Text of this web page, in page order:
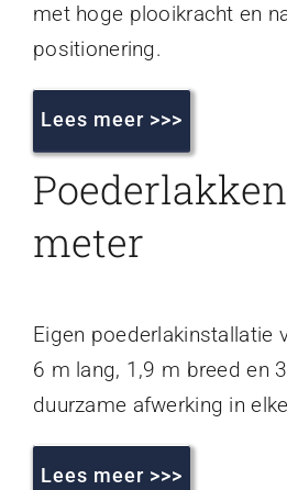
met hoge plooikracht en
positionering.
Lees meer >>>
meter
Eigen poederlakinstallatie
6 m lang, 1,9 m breed en
duurzame afwerking in
Lees meer >>>